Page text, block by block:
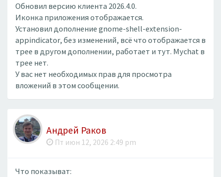
Обновил версию клиента 2026.4.0.
Иконка приложения отображается.
Установил дополнение gnome-shell-extension-
appindicator, без изменений, всё что отображается в
трее в другом дополнении, работает и тут. Mychat в
трее нет.
У вас нет необходимых прав для просмотра
вложений в этом сообщении.
Андрей Раков
Пт июн 12, 2026 2:49 pm
Что показыват: